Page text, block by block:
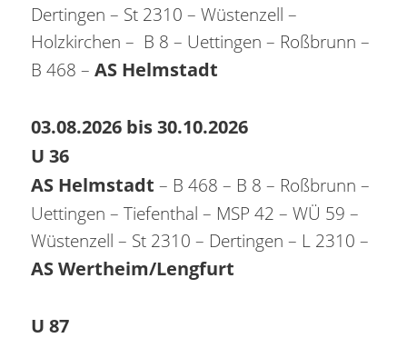
Dertingen – St 2310 – Wüstenzell –
Holzkirchen – B 8 – Uettingen – Roßbrunn –
B 468 – AS Helmstadt
03.08.2026 bis 30.10.2026
U 36
AS Helmstadt – B 468 – B 8 – Roßbrunn –
Uettingen – Tiefenthal – MSP 42 – WÜ 59 –
Wüstenzell – St 2310 – Dertingen – L 2310 –
AS Wertheim/Lengfurt
U 87